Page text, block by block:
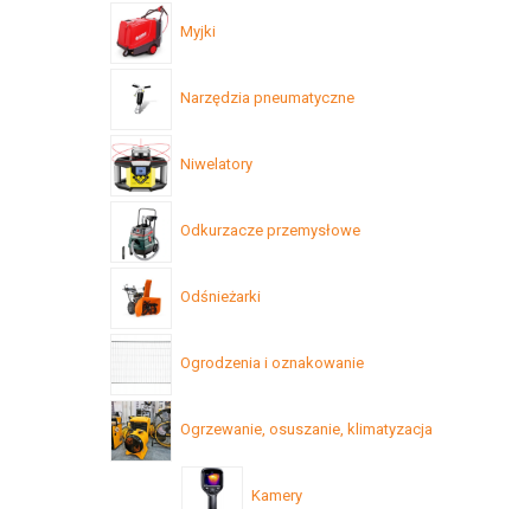
Myjki
Narzędzia pneumatyczne
Niwelatory
Odkurzacze przemysłowe
Odśnieżarki
Ogrodzenia i oznakowanie
Ogrzewanie, osuszanie, klimatyzacja
Kamery